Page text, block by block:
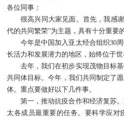
各位同事：
很高兴同大家见面。首先，我感
代的共同繁荣”为主题，具有十分重要
今年是中国加入亚太经合组织30
长活力和发展潜力的地区，始终位于
去年，我们在初步实现茂物目标
共同体目标。今年，我们共同制定了
体。重点要做好以下几件事。
第一，推动抗疫合作和经济复苏
太各成员最重要的任务。要科学应